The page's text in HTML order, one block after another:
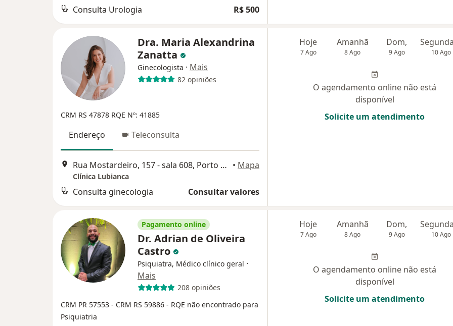
Consulta Urologia R$ 500
Dra. Maria Alexandrina
Zanatta
Ginecologista · Mais
82 opiniões
CRM RS 47878 RQE Nº: 41885
Endereço Teleconsulta
Rua Mostardeiro, 157 - sala 608, Porto Alegre • Mapa
Clínica Lubianca
Consulta ginecologia Consultar valores
Hoje
7 Ago
Amanhã
8 Ago
Dom,
9 Ago 10 Ago
O agendamento online não está
disponível
Solicite um atendimento
Pagamento online
Dr. Adrian de Oliveira
Castro
Psiquiatra, Médico clínico geral ·
Mais
208 opiniões
CRM PR 57553 - CRM RS 59886 - RQE não encontrado para
Psiquiatria
Hoje
7 Ago
Amanhã
8 Ago
Dom,
9 Ago 10 Ago
O agendamento online não está
disponível
Solicite um atendimento